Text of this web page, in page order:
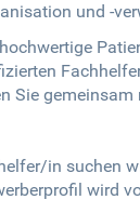
und -
Sie
in suchen
wird